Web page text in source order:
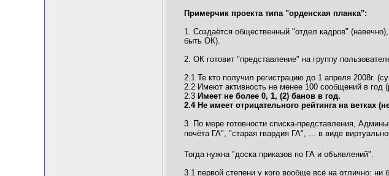
Примерчик проекта типа "орденская планка":
1. Создаётся общественный "отдел кадров"
быть ОК).
2. ОК готовит "представление" на группу
2.1 Те кто получил регистрацию до 1 апреля 2008г.
2.2 Имеют активность не менее 100 сообщений в год
2.3 Имеет не более 0, 1, (2) банов в год.
2.4 Не имеет отрицательного рейтинга на ветках
3. По мере готовности списка-представления,
почёта ГА", "старая гвардия ГА", ... в виде
Тогда нужна "доска приказов по ГА и объявлений".
3.1 первой степени у кого вообще всё на отлично: ни